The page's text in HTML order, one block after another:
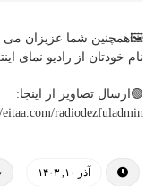
🖼همچنین شما عزیزان می
نام خودتان از رادیو نمای
🟢ارسال تصاویر از اینجا:
radiodezfuladmin
آذر ۱۰, ۱۴۰۳